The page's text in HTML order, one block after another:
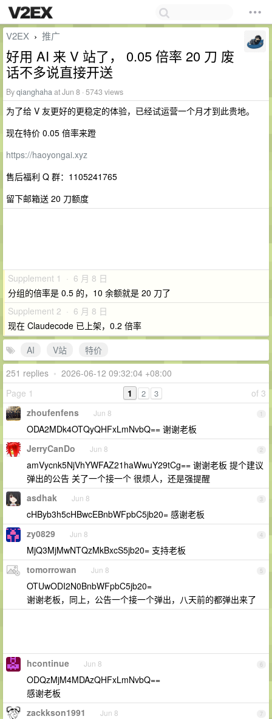
V2EX › 推广
好用 AI 来 V 站了， 0.05 倍率 20 刀 废
话不多说直接开送
Byqianghahaat Jun 8 · 5743 views
为了给 V 友更好的更稳定的体验，已经试运营一个月才到此贵地。
现在特价 0.05 倍率来蹬
https://haoyongai.xyz
售后福利 Q 群：1105241765
留下邮箱送 20 刀额度
Supplement 1 · 6 月 8 日
分组的倍率是 0.5 的，10 余额就是 20 刀了
Supplement 2 · 6 月 8 日
现在 Claudecode 已上架，0.2 倍率
AI
V站
特价
251 replies • 2026-06-12 09:32:04 +08:00
Page 1
of 3
1 2 3
1
zhoufenfens Jun 8
ODA2MDk4OTQyQHFxLmNvbQ== 谢谢老板
2
JerryCanDo Jun 8
amVycnk5NjVhYWFAZ21haWwuY29tCg== 谢谢老板 提个建议
弹出的公告 关了一个接一个 很烦人，还是强提醒
3
asdhak Jun 8
cHByb3h5cHBwcEBnbWFpbC5jb20= 感谢老板
4
zy0829 Jun 8
MjQ3MjMwNTQzMkBxcS5jb20= 支持老板
5
tomorrowan Jun 8
OTUwODI2N0BnbWFpbC5jb20=
谢谢老板，同上，公告一个接一个弹出，八天前的都弹出来了
6
hcontinue Jun 8
ODQzMjM4MDAzQHFxLmNvbQ==
感谢老板
7
zackkson1991 Jun 8